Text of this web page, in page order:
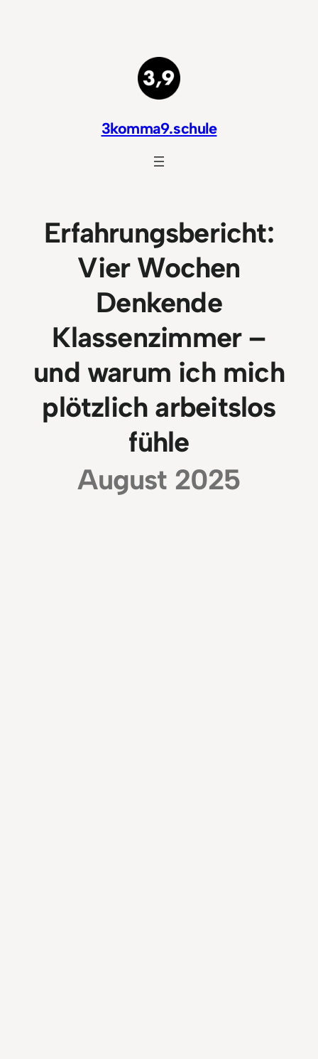
3komma9.schule
Erfahrungsbericht:
Vier Wochen
Denkende
Klassenzimmer –
und warum ich mich
plötzlich arbeitslos
fühle
August 2025